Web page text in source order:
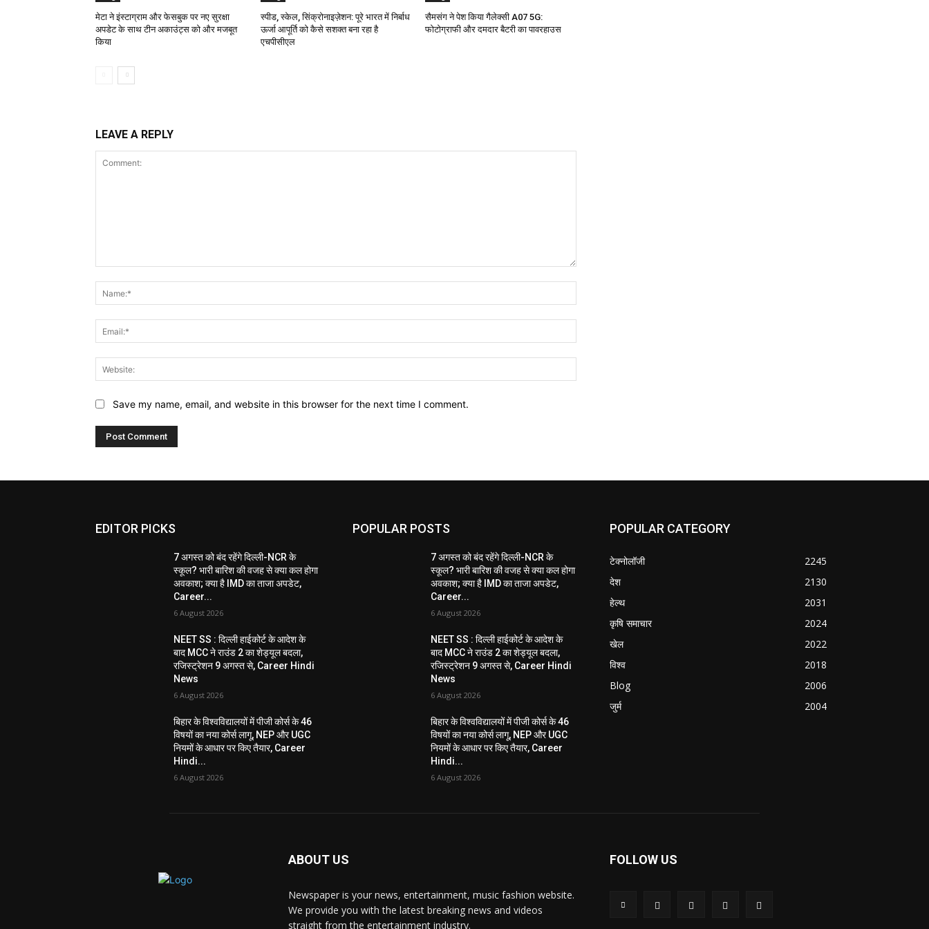
मेटा ने इंस्टाग्राम और फेसबुक पर नए सुरक्षा
अपडेट के साथ टीन अकाउंट्स को और मजबूत
किया
स्पीड, स्केल, सिंक्रोनाइज़ेशन: पूरे भारत में निर्बाध
ऊर्जा आपूर्ति को कैसे सशक्त बना रहा है
एचपीसीएल
सैमसंग ने पेश किया गैलेक्सी A07 5G:
फोटोग्राफी और दमदार बैटरी का पावरहाउस
LEAVE A REPLY
Save my name, email, and website in this browser for the next time I comment.
EDITOR PICKS
7 अगस्त को बंद रहेंगे दिल्ली-NCR के
स्कूल? भारी बारिश की वजह से क्या कल होगा
अवकाश; क्या है IMD का ताजा अपडेट,
Career...
6 August 2026
NEET SS : दिल्ली हाईकोर्ट के आदेश के
बाद MCC ने राउंड 2 का शेड्यूल बदला,
रजिस्ट्रेशन 9 अगस्त से, Career Hindi
News
6 August 2026
बिहार के विश्वविद्यालयों में पीजी कोर्स के 46
विषयों का नया कोर्स लागू, NEP और UGC
नियमों के आधार पर किए तैयार, Career
Hindi...
6 August 2026
POPULAR POSTS
7 अगस्त को बंद रहेंगे दिल्ली-NCR के
स्कूल? भारी बारिश की वजह से क्या कल होगा
अवकाश; क्या है IMD का ताजा अपडेट,
Career...
6 August 2026
NEET SS : दिल्ली हाईकोर्ट के आदेश के
बाद MCC ने राउंड 2 का शेड्यूल बदला,
रजिस्ट्रेशन 9 अगस्त से, Career Hindi
News
6 August 2026
बिहार के विश्वविद्यालयों में पीजी कोर्स के 46
विषयों का नया कोर्स लागू, NEP और UGC
नियमों के आधार पर किए तैयार, Career
Hindi...
6 August 2026
POPULAR CATEGORY
टेक्नोलॉजी
2245
देश
2130
हेल्थ
2031
कृषि समाचार
2024
खेल
2022
विश्व
2018
Blog
2006
जुर्म
2004
ABOUT US
Newspaper is your news, entertainment, music fashion website.
We provide you with the latest breaking news and videos
straight from the entertainment industry.
FOLLOW US